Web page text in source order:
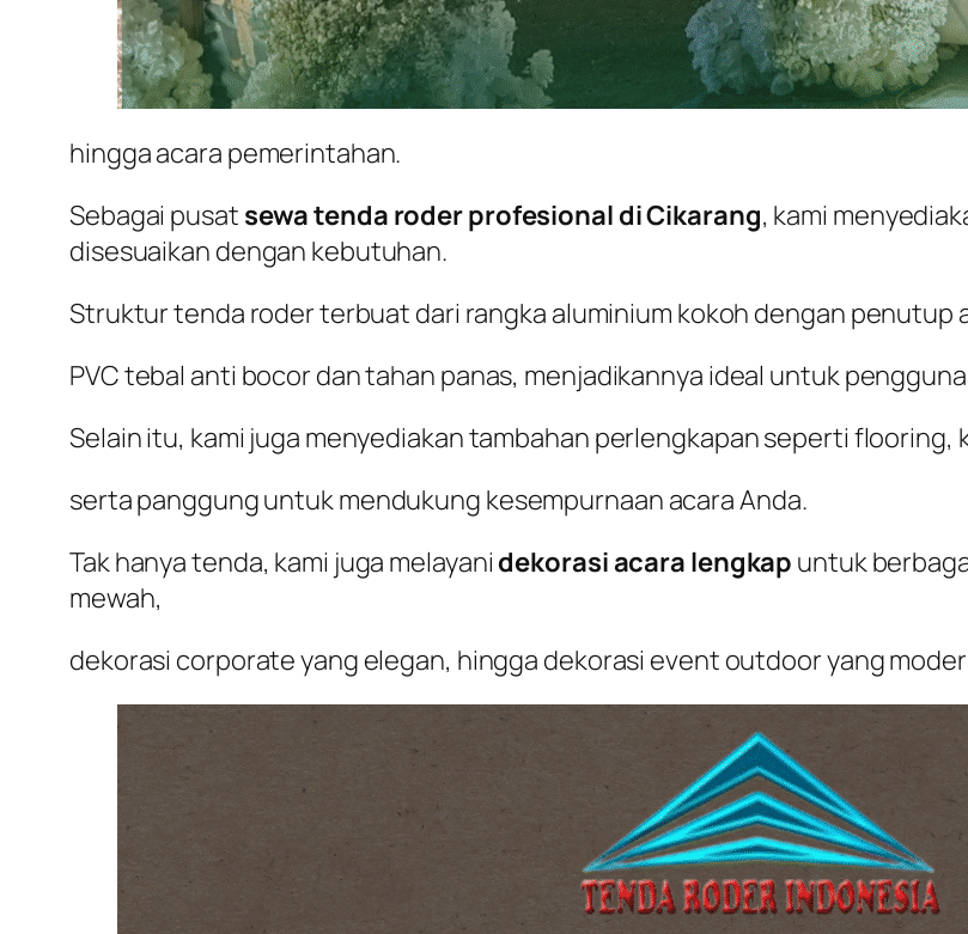
hingga acara pemerintahan.
Sebagai pusat sewa tenda roder profesional di Cikarang, kami
disesuaikan dengan kebutuhan.
Struktur tenda roder terbuat dari rangka aluminium kokoh dengan penutup
PVC tebal anti bocor dan tahan panas, menjadikannya ideal untuk
Selain itu, kami juga menyediakan tambahan perlengkapan seperti
serta panggung untuk mendukung kesempurnaan acara Anda.
Tak hanya tenda, kami juga melayani dekorasi acara lengkap untuk
mewah,
dekorasi corporate yang elegan, hingga dekorasi event outdoor yang